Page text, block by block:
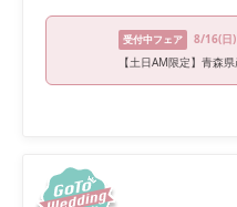
受付中フェア 8/16(日)